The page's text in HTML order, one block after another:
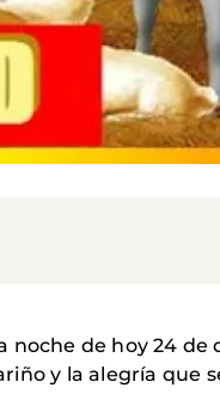
noche de hoy 24 de
y la alegría que